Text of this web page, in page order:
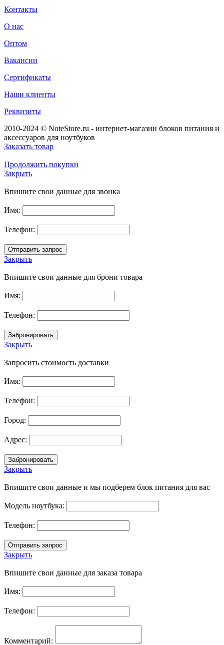
Контакты
О нас
Оптом
Вакансии
Сертификаты
Наши клиенты
Реквизиты
2010-2024 © NoteStore.ru - интернет-магазин блоков питания и
аксессуаров для ноутбуков
Заказать товар
Продолжить покупки
Закрыть
Впишите свои данные для звонка
Имя:
Телефон:
Закрыть
Впишите свои данные для брони товара
Имя:
Телефон:
Закрыть
Запросить стоимость доставки
Имя:
Телефон:
Город:
Адрес:
Закрыть
Впишите свои данные и мы подберем блок питания для вас
Модель ноутбука:
Телефон:
Закрыть
Впишите свои данные для заказа товара
Имя:
Телефон:
Комментарий: